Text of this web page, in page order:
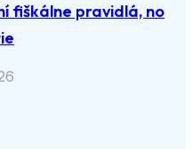
fiškálne pravidlá, no